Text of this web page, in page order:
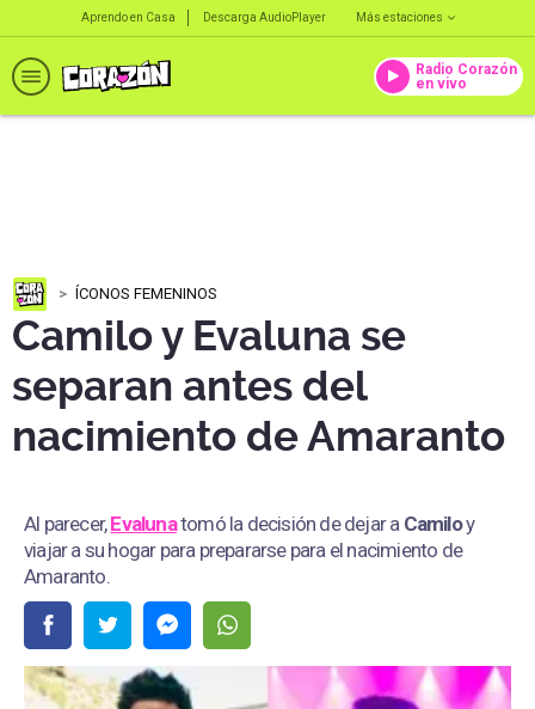
Aprendo en Casa Descarga AudioPlayer Más estaciones
Radio Corazón
en vivo
ÍCONOS FEMENINOS
Camilo y Evaluna se
separan antes del
nacimiento de Amaranto
Al parecer,Evalunatomó la decisión de dejar a Camiloy
viajar a su hogar para prepararse para el nacimiento de
Amaranto.